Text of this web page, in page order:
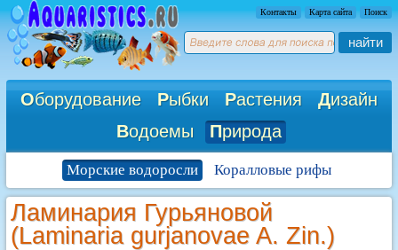
Контакты Карта сайта Поиск
найти
Оборудование Рыбки Растения Дизайн
Водоемы Природа
Морские водоросли Коралловые рифы
Ламинария Гурьяновой
(Laminaria gurjanovae A. Zin.)